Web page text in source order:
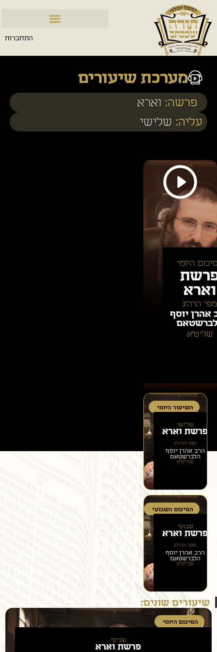
התחברות
מערכת שיעורים
פרשה: וארא
עליה: שלישי
היומי
וארא
מפי הרה״ג
אהרן יוסף
שליט״א
השיעור היומי
שלישי
פרשת וארא
מפי הרה״ג
הרב אהרן יוסף
הלברשטאם
שליט״א
הסיכום השבועי
שבועי
פרשת וארא
מפי הרה״ג
הרב אהרן יוסף
הלברשטאם
שליט״א
שיעורים שונים:
הסיכום היומי
שביעי
פרשת וארא